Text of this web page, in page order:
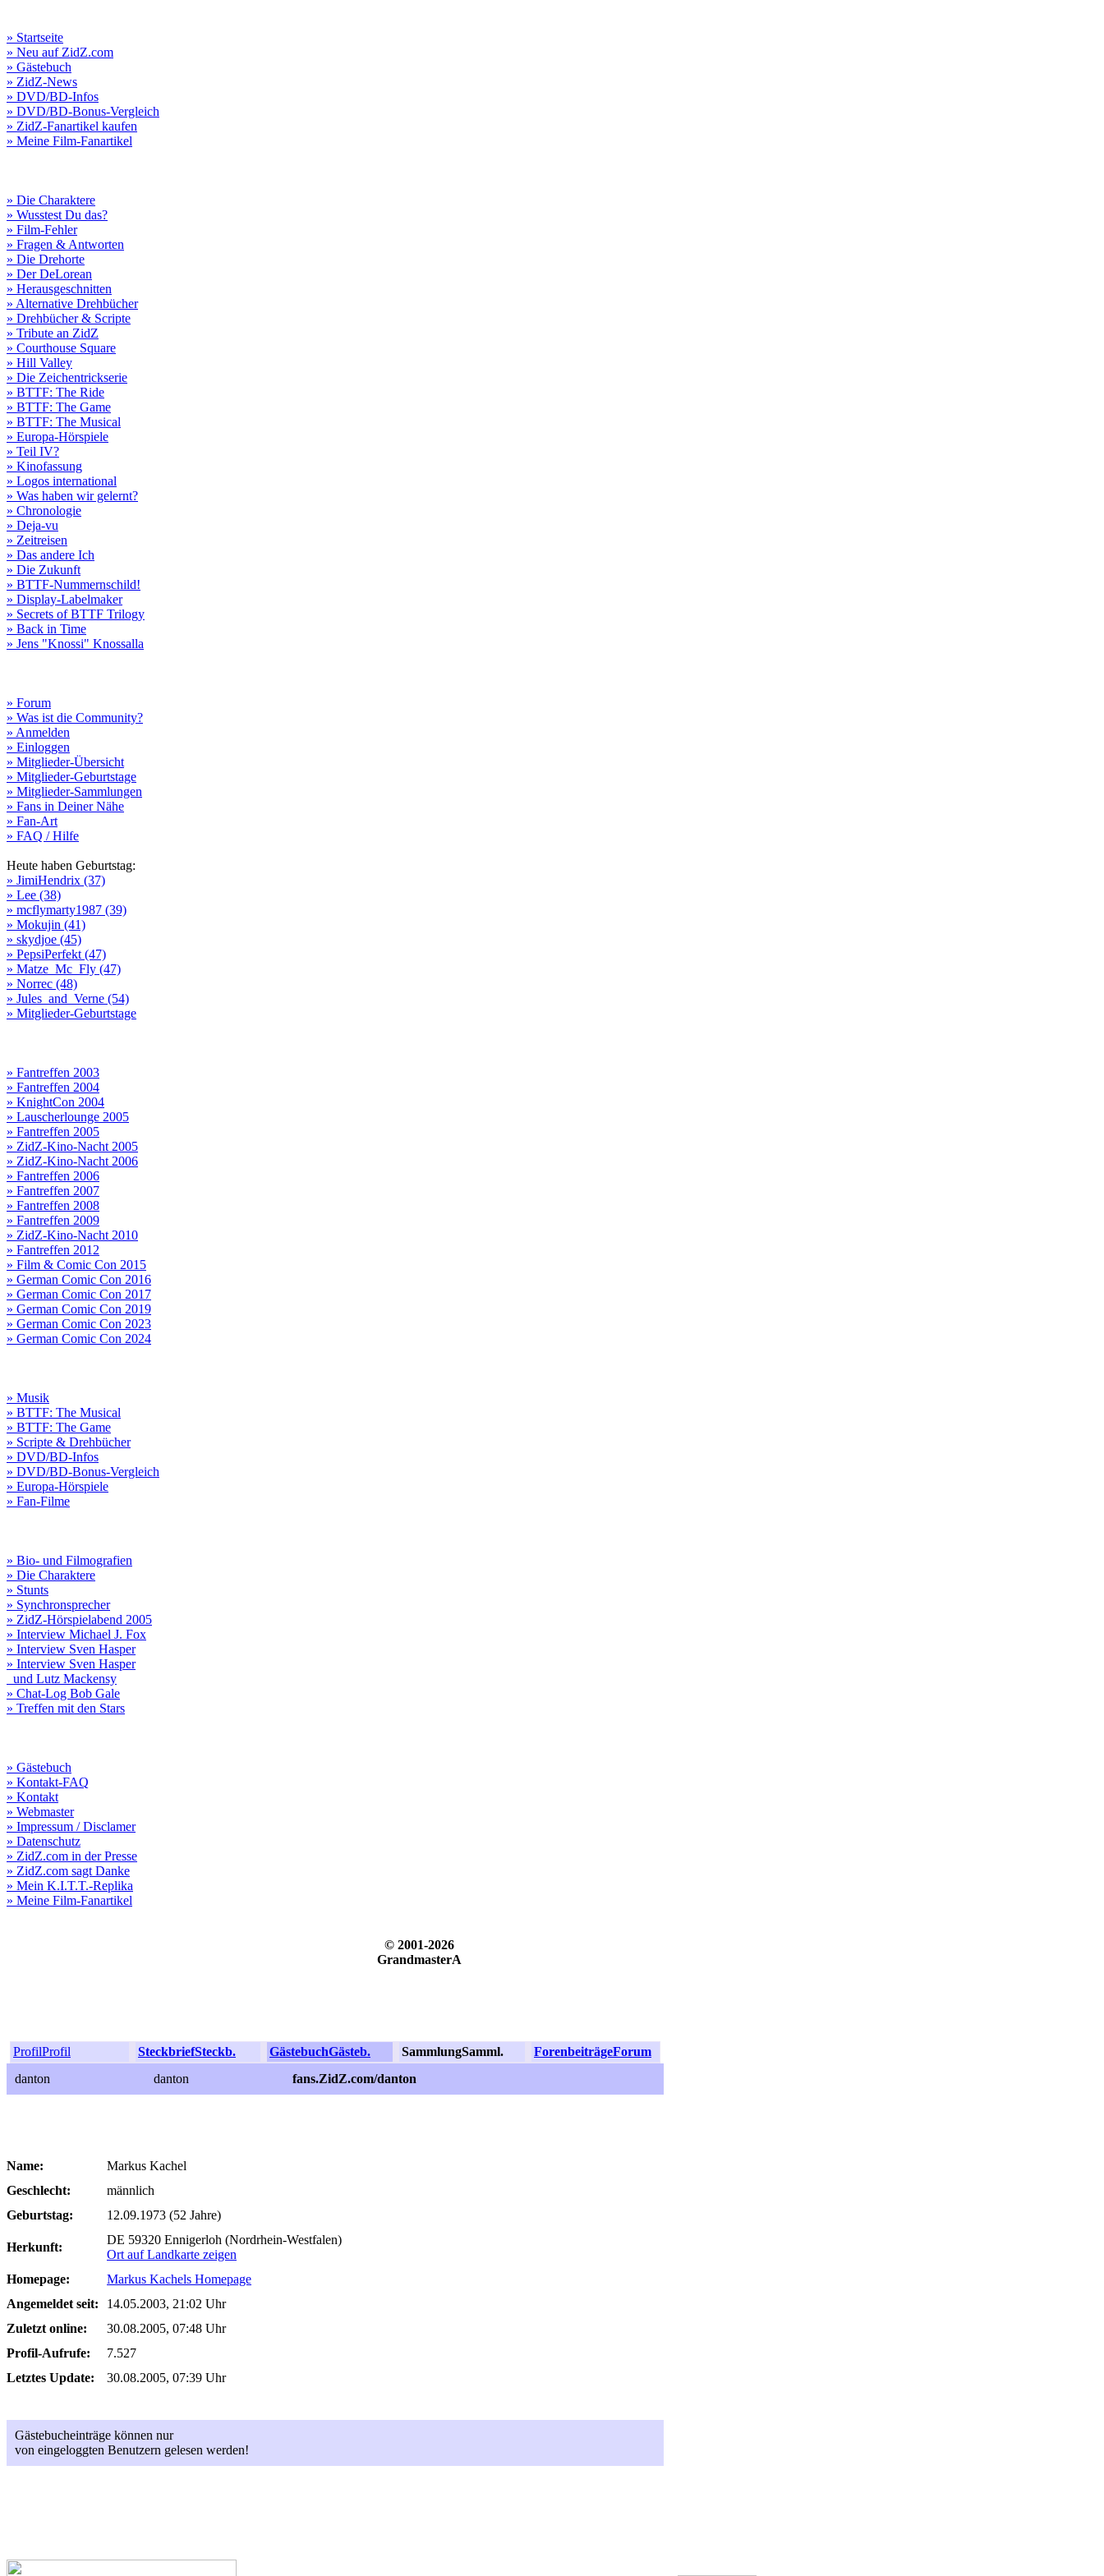
» Startseite
» Neu auf ZidZ.com
» Gästebuch
» ZidZ-News
» DVD/BD-Infos
» DVD/BD-Bonus-Vergleich
» ZidZ-Fanartikel kaufen
» Meine Film-Fanartikel
» Die Charaktere
» Wusstest Du das?
» Film-Fehler
» Fragen & Antworten
» Die Drehorte
» Der DeLorean
» Herausgeschnitten
» Alternative Drehbücher
» Drehbücher & Scripte
» Tribute an ZidZ
» Courthouse Square
» Hill Valley
» Die Zeichentrickserie
» BTTF: The Ride
» BTTF: The Game
» BTTF: The Musical
» Europa-Hörspiele
» Teil IV?
» Kinofassung
» Logos international
» Was haben wir gelernt?
» Chronologie
» Deja-vu
» Zeitreisen
» Das andere Ich
» Die Zukunft
» BTTF-Nummernschild!
» Display-Labelmaker
» Secrets of BTTF Trilogy
» Back in Time
» Jens "Knossi" Knossalla
» Forum
» Was ist die Community?
» Anmelden
» Einloggen
» Mitglieder-Übersicht
» Mitglieder-Geburtstage
» Mitglieder-Sammlungen
» Fans in Deiner Nähe
» Fan-Art
» FAQ / Hilfe
Heute haben Geburtstag:
» JimiHendrix (37)
» Lee (38)
» mcflymarty1987 (39)
» Mokujin (41)
» skydjoe (45)
» PepsiPerfekt (47)
» Matze_Mc_Fly (47)
» Norrec (48)
» Jules_and_Verne (54)
» Mitglieder-Geburtstage
» Fantreffen 2003
» Fantreffen 2004
» KnightCon 2004
» Lauscherlounge 2005
» Fantreffen 2005
» ZidZ-Kino-Nacht 2005
» ZidZ-Kino-Nacht 2006
» Fantreffen 2006
» Fantreffen 2007
» Fantreffen 2008
» Fantreffen 2009
» ZidZ-Kino-Nacht 2010
» Fantreffen 2012
» Film & Comic Con 2015
» German Comic Con 2016
» German Comic Con 2017
» German Comic Con 2019
» German Comic Con 2023
» German Comic Con 2024
» Musik
» BTTF: The Musical
» BTTF: The Game
» Scripte & Drehbücher
» DVD/BD-Infos
» DVD/BD-Bonus-Vergleich
» Europa-Hörspiele
» Fan-Filme
» Bio- und Filmografien
» Die Charaktere
» Stunts
» Synchronsprecher
» ZidZ-Hörspielabend 2005
» Interview Michael J. Fox
» Interview Sven Hasper
» Interview Sven Hasper
und Lutz Mackensy
» Chat-Log Bob Gale
» Treffen mit den Stars
» Gästebuch
» Kontakt-FAQ
» Kontakt
» Webmaster
» Impressum / Disclamer
» Datenschutz
» ZidZ.com in der Presse
» ZidZ.com sagt Danke
» Mein K.I.T.T.-Replika
» Meine Film-Fanartikel
© 2001-2026
GrandmasterA
ProfilProfil SteckbriefSteckb. GästebuchGästeb. SammlungSamml. ForenbeiträgeForum
danton
danton fans.ZidZ.com/danton
Name:
Markus Kachel
Geschlecht:
männlich
Geburtstag:
12.09.1973 (52 Jahre)
Herkunft:
DE 59320 Ennigerloh (Nordrhein-Westfalen)
Ort auf Landkarte zeigen
Homepage:
Markus Kachels Homepage
Angemeldet seit:
14.05.2003, 21:02 Uhr
Zuletzt online:
30.08.2005, 07:48 Uhr
Profil-Aufrufe:
7.527
Letztes Update:
30.08.2005, 07:39 Uhr
Gästebucheinträge können nur
von eingeloggten Benutzern gelesen werden!